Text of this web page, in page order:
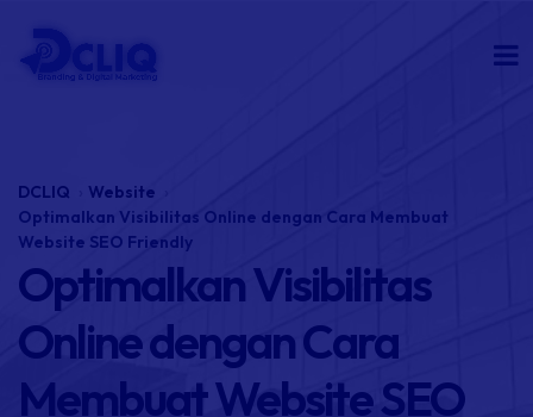
DCLIQ
Website
Optimalkan Visibilitas Online dengan Cara Membuat
Website SEO Friendly
Optimalkan Visibilitas
Online dengan Cara
Membuat Website SEO